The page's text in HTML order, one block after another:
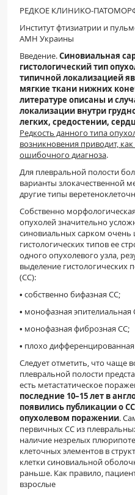
РЕДКОЕ КЛИНИКО-
Институт фтизиатрии и
АМН Украины
Введение.Синовиальная
гистологический тип
типичной локализацией
мягкие ткани нижних
литературе описаны и
локализации внутри
легких, средостении,
Редкость данного типа
возникновения приводит,
ошибочного диагноза.
Для плевральной полости
варианты злокачественной
другие типы
Собственно
опухолей значительно
синовиальных сарком
гистологических типов ее
одного опухолевого узла,
выделение гистологических
(СС):
• собственно бифазная СС;
• монофазная эпителиальная
• монофазная фиброзная СС;
• плохо
Следует отметить, что чаще
плевральной полости
есть метастатическое
последние 10–15 лет в
появились публикации о
опухолевом поражении.
первичных СС из
наличие незрелых
клеточных элементов в
клетки синовиальной
раньше. Как правило,
взрослые